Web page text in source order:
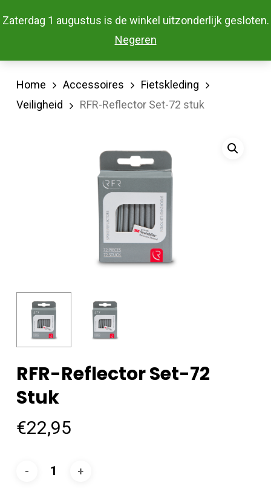
Zaterdag 1 augustus is de winkel uitzonderlijk gesloten.
Negeren
to
Menu
Home Accessoires
Fietskleding
Veiligheid
RFR-Reflector Set-72 stuk
RFR-Reflector Set-72
Stuk
€22,95
Menu